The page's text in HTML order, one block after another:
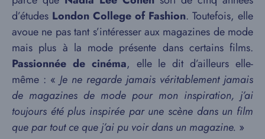
d’études London College of Fashion. Toutefois, elle
avoue ne pas tant s’intéresser aux magazines de mode
mais plus à la mode présente dans certains films.
Passionnée de cinéma, elle le dit d’ailleurs elle-
même : « Je ne regarde jamais véritablement jamais
de magazines de mode pour mon inspiration, j’ai
toujours été plus inspirée par une scène dans un film
que par tout ce que j’ai pu voir dans un magazine. »